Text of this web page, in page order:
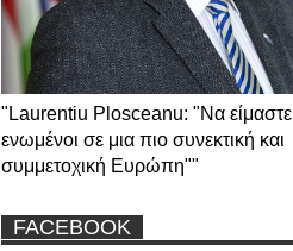
"Laurentiu Plosceanu: "Να είμαστε
ενωμένοι σε μια πιο συνεκτική και
συμμετοχική Ευρώπη""
FACEBOOK